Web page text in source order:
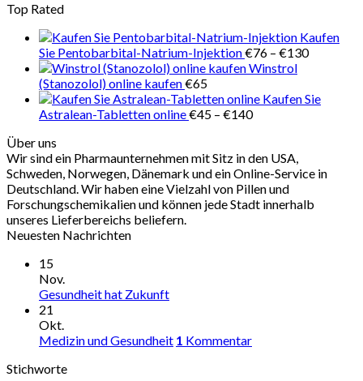
Top Rated
Kaufen
Sie Pentobarbital-Natrium-Injektion€76 – €130
€130
Winstrol
(Stanozolol) online kaufen€65
Kaufen Sie
Astralean-Tabletten online€45 – €140Preisspanne:
€140
Über uns
Wir sind ein Pharmaunternehmen mit Sitz in den USA,
Schweden, Norwegen, Dänemark und ein Online-Service in
Deutschland. Wir haben eine Vielzahl von Pillen und
Forschungschemikalien und können jede Stadt innerhalb
unseres Lieferbereichs beliefern.
Neuesten Nachrichten
15
Nov.
Gesundheit hat Zukunft
21
Okt.
Medizin und Gesundheit 1 Kommentar
Stichworte